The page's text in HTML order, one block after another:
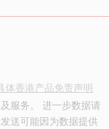
体香港产品免责声明
服务。 进一步数据请
送可能因为数据提供